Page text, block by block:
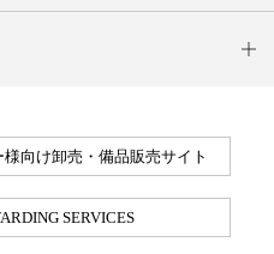
向け卸売・備品販売サイト
SERVICES